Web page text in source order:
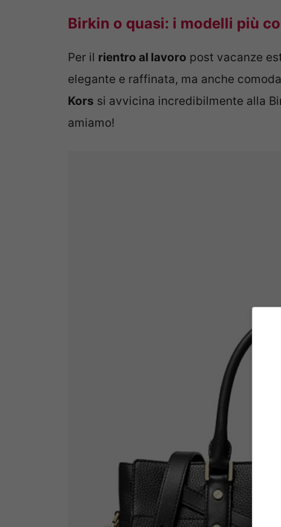
Birkin o quasi: i modelli più
Per il rientro al lavoro post vacanze
elegante e raffinata, ma anche
Kors si avvicina incredibilmente alla
amiamo!